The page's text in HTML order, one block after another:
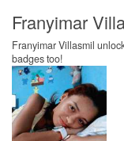
Franyimar
Franyimar Villasmil
badges too!